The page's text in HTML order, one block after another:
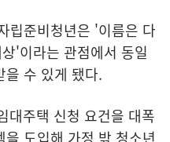
립준비청년은 '이름은 다
'이라는 관점에서 동일
을 수 있게 됐다.
대주택 신청 요건을 대폭
도입해 가정 밖 청소년